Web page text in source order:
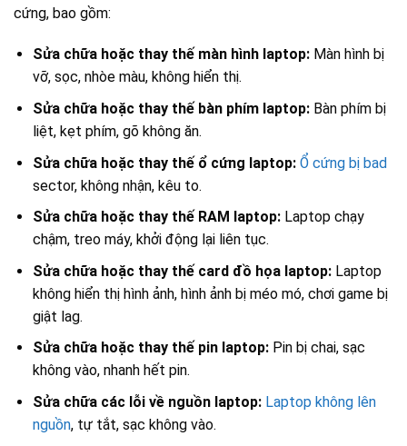
cứng, bao gồm:
Sửa chữa hoặc thay thế màn hình laptop:Màn hình bị
vỡ, sọc, nhòe màu, không hiển thị.
Sửa chữa hoặc thay thế bàn phím laptop:Bàn phím bị
liệt, kẹt phím, gõ không ăn.
Sửa chữa hoặc thay thế ổ cứng laptop: Ổ cứng bị bad
sector, không nhận, kêu to.
Sửa chữa hoặc thay thế RAM laptop:Laptop chạy
chậm, treo máy, khởi động lại liên tục.
Sửa chữa hoặc thay thế card đồ họa laptop:Laptop
không hiển thị hình ảnh, hình ảnh bị méo mó, chơi game bị
giật lag.
Sửa chữa hoặc thay thế pin laptop:Pin bị chai, sạc
không vào, nhanh hết pin.
Sửa chữa các lỗi về nguồn laptop: Laptop không lên
nguồn, tự tắt, sạc không vào.